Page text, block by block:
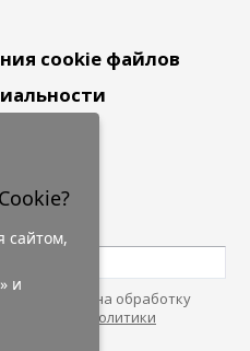
cookie файлов
согласие на обработку
"Политики
сайтом,
и